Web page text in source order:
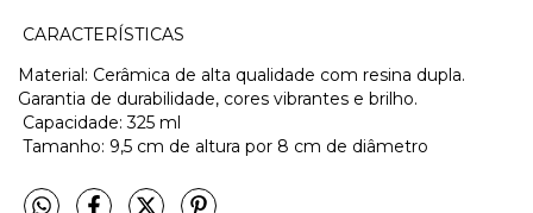
CARACTERÍSTICAS
Material: Cerâmica de alta qualidade com resina dupla.
Garantia de durabilidade, cores vibrantes e brilho.
Capacidade: 325 ml
Tamanho: 9,5 cm de altura por 8 cm de diâmetro